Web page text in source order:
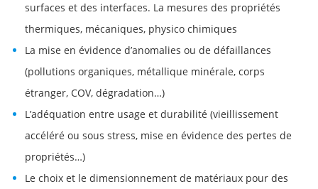
surfaces et des interfaces. La mesures des propriétés
thermiques, mécaniques, physico chimiques
La mise en évidence d’anomalies ou de défaillances
(pollutions organiques, métallique minérale, corps
étranger, COV, dégradation…)
L’adéquation entre usage et durabilité (vieillissement
accéléré ou sous stress, mise en évidence des pertes de
propriétés…)
Le choix et le dimensionnement de matériaux pour des